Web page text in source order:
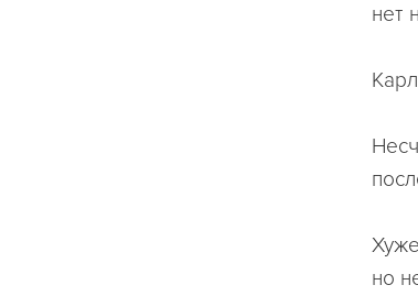
нет
но